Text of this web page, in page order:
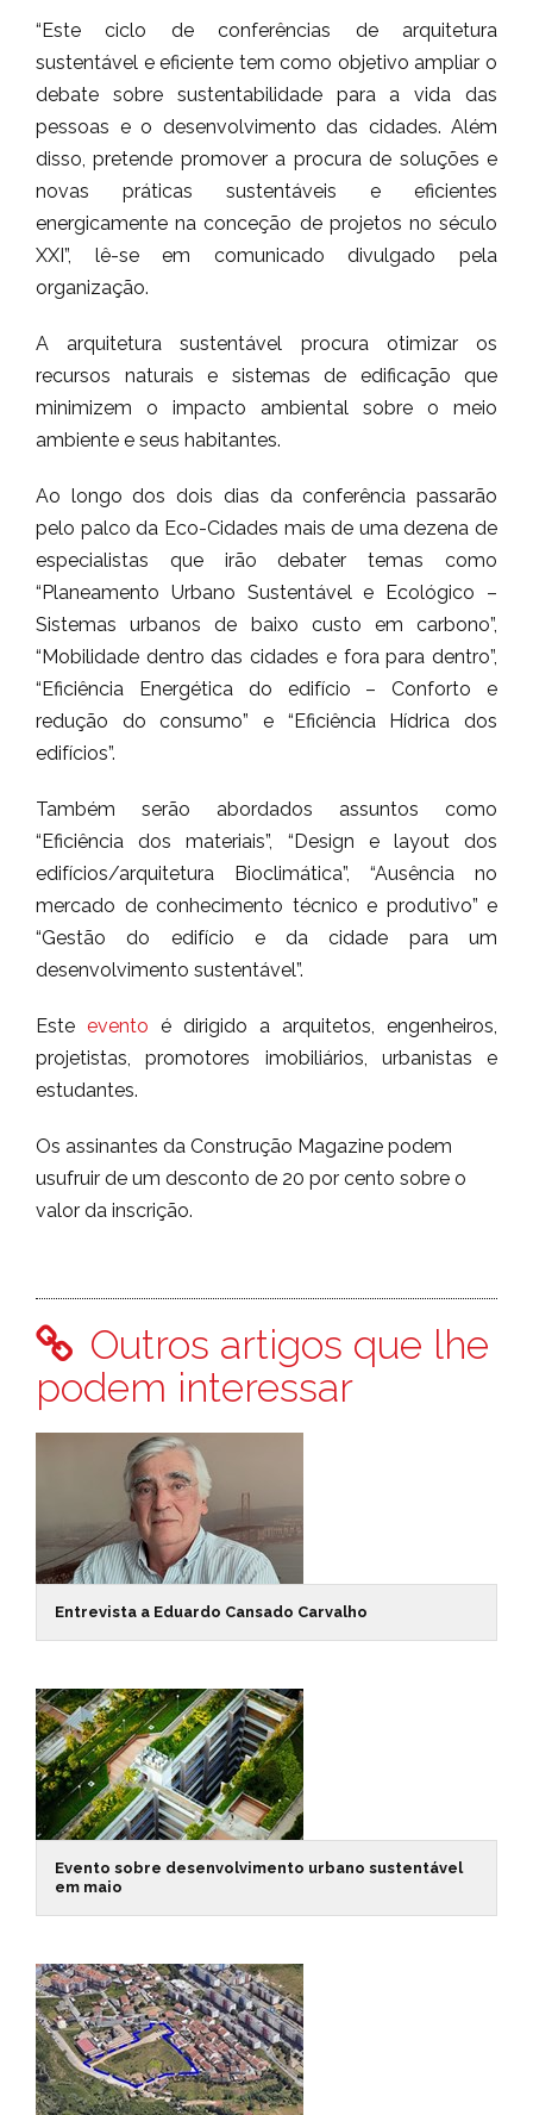
“Este ciclo de conferências de arquitetura
sustentável e eficiente tem como objetivo ampliar o
debate sobre sustentabilidade para a vida das
pessoas e o desenvolvimento das cidades. Além
disso, pretende promover a procura de soluções e
novas práticas sustentáveis e eficientes
energicamente na conceção de projetos no século
XXI”, lê-se em comunicado divulgado pela
organização.
A arquitetura sustentável procura otimizar os
recursos naturais e sistemas de edificação que
minimizem o impacto ambiental sobre o meio
ambiente e seus habitantes.
Ao longo dos dois dias da conferência passarão
pelo palco da Eco-Cidades mais de uma dezena de
especialistas que irão debater temas como
“Planeamento Urbano Sustentável e Ecológico –
Sistemas urbanos de baixo custo em carbono”,
“Mobilidade dentro das cidades e fora para dentro”,
“Eficiência Energética do edifício – Conforto e
redução do consumo” e “Eficiência Hídrica dos
edifícios”.
Também serão abordados assuntos como
“Eficiência dos materiais”, “Design e layout dos
edifícios/arquitetura Bioclimática”, “Ausência no
mercado de conhecimento técnico e produtivo” e
“Gestão do edifício e da cidade para um
desenvolvimento sustentável”.
Este evento é dirigido a arquitetos, engenheiros,
projetistas, promotores imobiliários, urbanistas e
estudantes.
Os assinantes da Construção Magazine podem
usufruir de um desconto de 20 por cento sobre o
valor da inscrição.
Outros artigos que lhe
podem interessar
Entrevista a Eduardo Cansado Carvalho
Evento sobre desenvolvimento urbano sustentável
em maio